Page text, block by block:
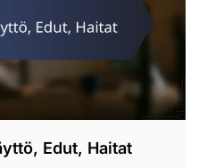
Edut, Haitat